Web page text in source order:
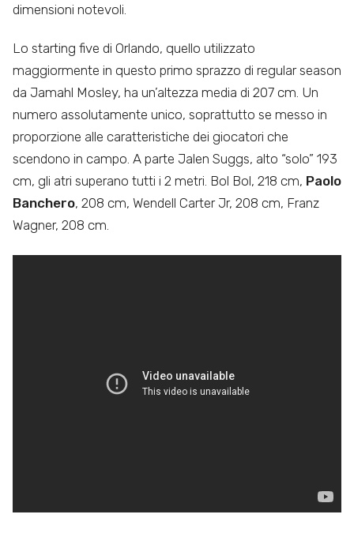
dimensioni notevoli.
Lo starting five di Orlando, quello utilizzato
maggiormente in questo primo sprazzo di regular season
da Jamahl Mosley, ha un’altezza media di 207 cm. Un
numero assolutamente unico, soprattutto se messo in
proporzione alle caratteristiche dei giocatori che
scendono in campo. A parte Jalen Suggs, alto “solo” 193
cm, gli atri superano tutti i 2 metri. Bol Bol, 218 cm, Paolo
Banchero, 208 cm, Wendell Carter Jr, 208 cm, Franz
Wagner, 208 cm.